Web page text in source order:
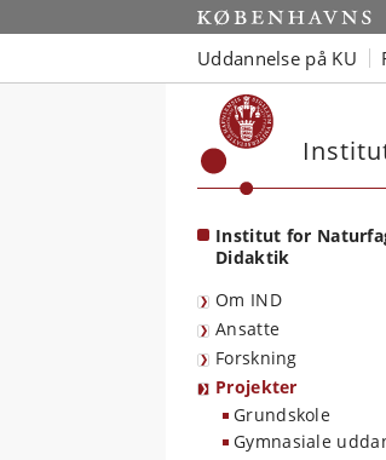
Start
Uddannelse på KU
Institut for
Didaktik
Om IND
Ansatte
Forskning
Projekter
Grundskole
Gymnasiale